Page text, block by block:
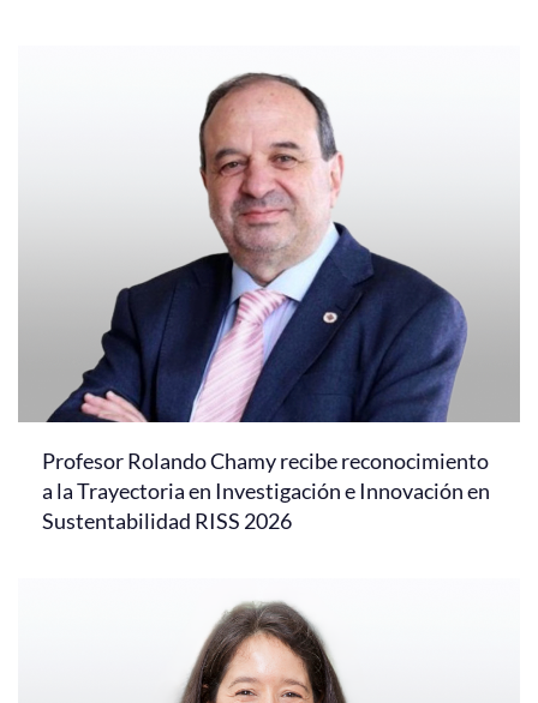
Profesor Rolando Chamy recibe reconocimiento
a la Trayectoria en Investigación e Innovación en
Sustentabilidad RISS 2026